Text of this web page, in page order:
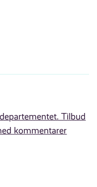
Tilbud
kommentarer